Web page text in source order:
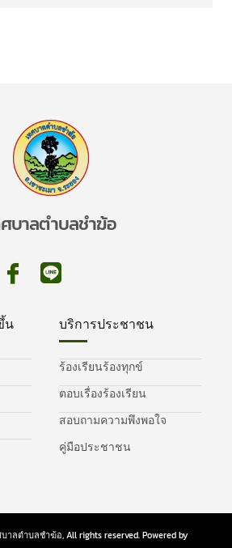
บาลตำบลชำฆ้อ
น บริการประชาชน
ร้องเรียนร้องทุกข์
ตอบเรื่องร้องเรียน
สอบถามความพึงพอใจ
คู่มือประชาชน
าลตำบลชำฆ้อ, All rights reserved. Powered by